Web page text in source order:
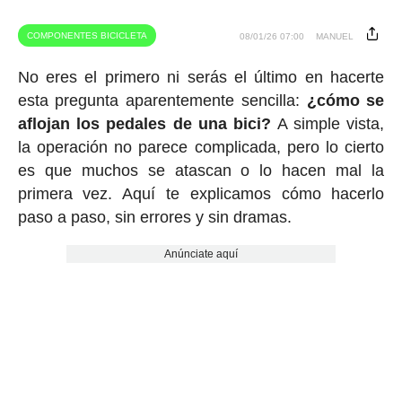
COMPONENTES BICICLETA 08/01/26 07:00 MANUEL
No eres el primero ni serás el último en hacerte
esta pregunta aparentemente sencilla: ¿cómo se
aflojan los pedales de una bici? A simple vista,
la operación no parece complicada, pero lo cierto
es que muchos se atascan o lo hacen mal la
primera vez. Aquí te explicamos cómo hacerlo
paso a paso, sin errores y sin dramas.
Anúnciate aquí